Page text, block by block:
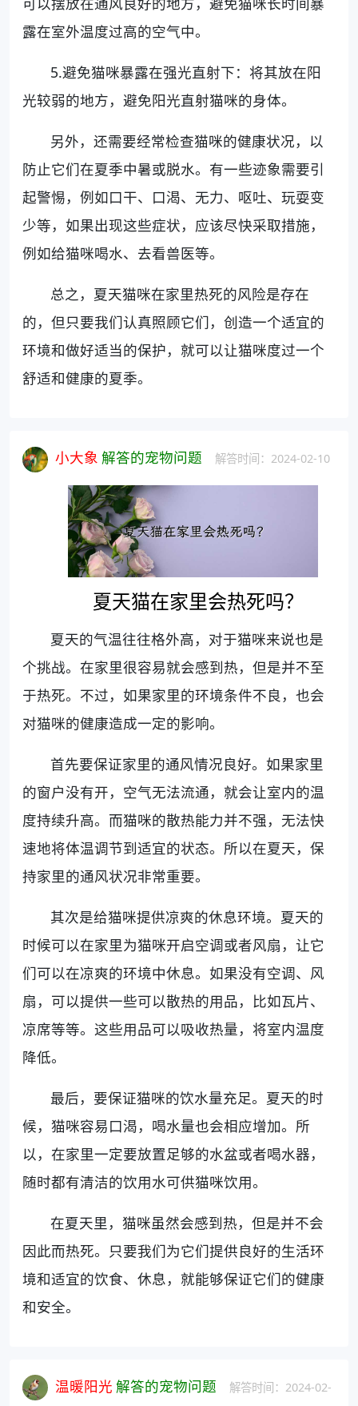
露在室外温度过高的空气中。
5.避免猫咪暴露在强光直射下：将其放在阳
光较弱的地方，避免阳光直射猫咪的身体。
另外，还需要经常检查猫咪的健康状况，以
防止它们在夏季中暑或脱水。有一些迹象需要引
起警惕，例如口干、口渴、无力、呕吐、玩耍变
少等，如果出现这些症状，应该尽快采取措施，
例如给猫咪喝水、去看兽医等。
总之，夏天猫咪在家里热死的风险是存在
的，但只要我们认真照顾它们，创造一个适宜的
环境和做好适当的保护，就可以让猫咪度过一个
舒适和健康的夏季。
小大象 解答的宠物问题 解答时间：2024-02-10
夏天猫在家里会热死吗？
夏天的气温往往格外高，对于猫咪来说也是
个挑战。在家里很容易就会感到热，但是并不至
于热死。不过，如果家里的环境条件不良，也会
对猫咪的健康造成一定的影响。
首先要保证家里的通风情况良好。如果家里
的窗户没有开，空气无法流通，就会让室内的温
度持续升高。而猫咪的散热能力并不强，无法快
速地将体温调节到适宜的状态。所以在夏天，保
持家里的通风状况非常重要。
其次是给猫咪提供凉爽的休息环境。夏天的
时候可以在家里为猫咪开启空调或者风扇，让它
们可以在凉爽的环境中休息。如果没有空调、风
扇，可以提供一些可以散热的用品，比如瓦片、
凉席等等。这些用品可以吸收热量，将室内温度
降低。
最后，要保证猫咪的饮水量充足。夏天的时
候，猫咪容易口渴，喝水量也会相应增加。所
以，在家里一定要放置足够的水盆或者喝水器，
随时都有清洁的饮用水可供猫咪饮用。
在夏天里，猫咪虽然会感到热，但是并不会
因此而热死。只要我们为它们提供良好的生活环
境和适宜的饮食、休息，就能够保证它们的健康
和安全。
温暖阳光 解答的宠物问题 解答时间：2024-02-